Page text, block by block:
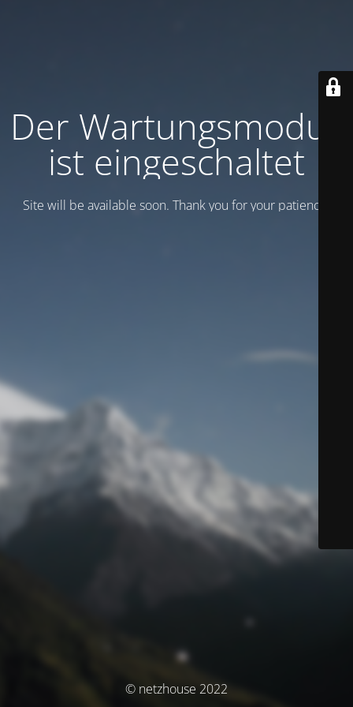
Der Wartungsmodus
ist eingeschaltet
Site will be available soon. Thank you for your patience!
© netzhouse 2022